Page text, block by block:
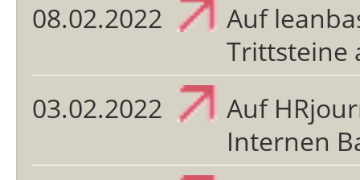
08.02.2022
Auf
Trittsteine
03.02.2022
Auf
Internen